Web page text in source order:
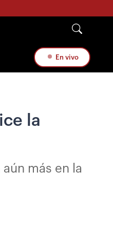
En vivo
la
más en la